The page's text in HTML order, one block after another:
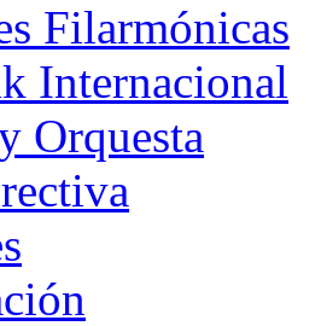
Filarmónicas
Internacional
Orquesta